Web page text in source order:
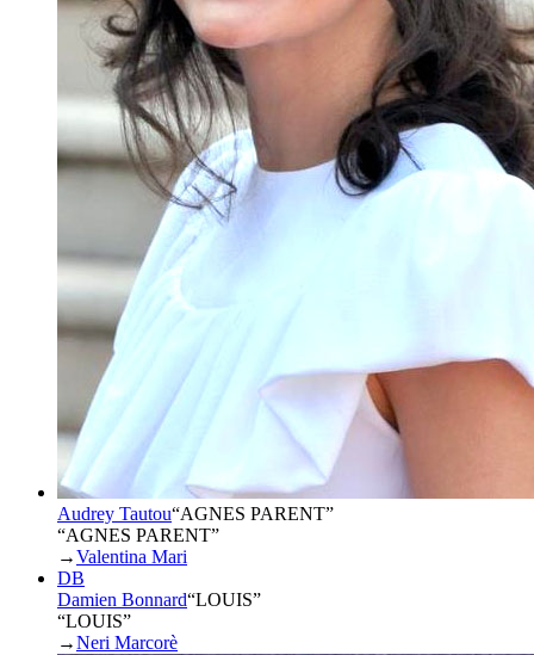
Audrey Tautou“AGNES PARENT”
“AGNES PARENT”
→Valentina Mari
DB
Damien Bonnard“LOUIS”
“LOUIS”
→Neri Marcorè